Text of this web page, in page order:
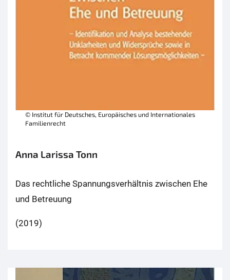
© Institut für Deutsches, Europäisches und Internationales
Familienrecht
Anna Larissa Tonn
Das rechtliche Spannungsverhältnis zwischen Ehe
und Betreuung
(2019)